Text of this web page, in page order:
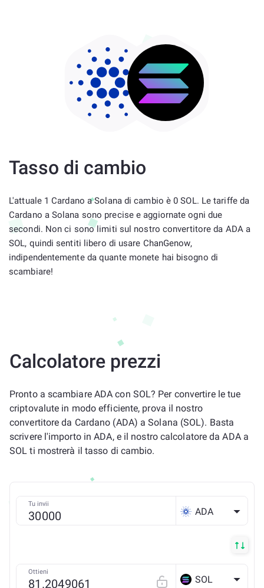
Tasso di cambio
L'attuale 1 Cardano a Solana di cambio è 0 SOL. Le tariffe da
Cardano a Solana sono precise e aggiornate ogni due
secondi. Non ci sono limiti sul nostro convertitore da ADA a
SOL, quindi sentiti libero di usare ChanGenow,
indipendentemente da quante monete hai bisogno di
scambiare!
Calcolatore prezzi
Pronto a scambiare ADA con SOL? Per convertire le tue
criptovalute in modo efficiente, prova il nostro
convertitore da Cardano (ADA) a Solana (SOL). Basta
scrivere l'importo in ADA, e il nostro calcolatore da ADA a
SOL ti mostrerà il tasso di cambio.
Tu invii
ADA
Ottieni
SOL